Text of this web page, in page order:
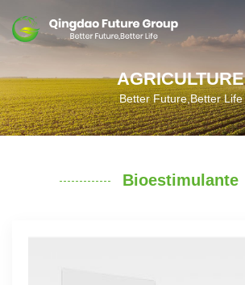
AGRICULTURE
Better Future,Better Life
Bioestimulante